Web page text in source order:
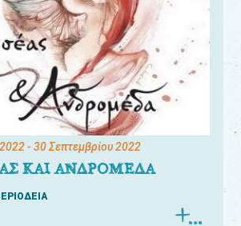
- 30 Σεπτεμβρίου 2022
ΚΑΙ ΑΝΔΡΟΜΕΔΑ